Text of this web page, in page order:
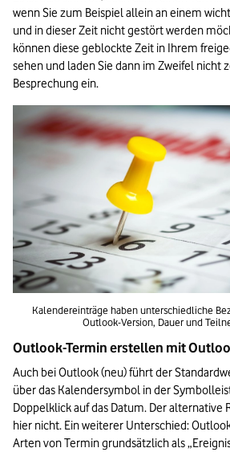
wenn Sie zum Beispiel allein an einem
und in dieser Zeit nicht gestört werden
können diese geblockte Zeit in Ihrem
sehen und laden Sie dann im Zweifel nicht
Besprechung ein.
Kalendereinträge haben unterschiedliche
Outlook-Version, Dauer und
Outlook-Termin erstellen mit
Auch bei Outlook (neu) führt der
über das Kalendersymbol in der
Doppelklick auf das Datum. Der
hier nicht. Ein weiterer Unterschied:
Arten von Termin grundsätzlich als